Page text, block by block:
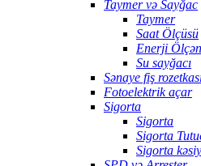
Taymer və Sayğac
Taymer
Saat Ölçüsü
Enerji Ölçən
Su sayğacı
Sənaye fiş
Fotoelektrik açar
Sigorta
Sigorta
Sigorta
Sigorta